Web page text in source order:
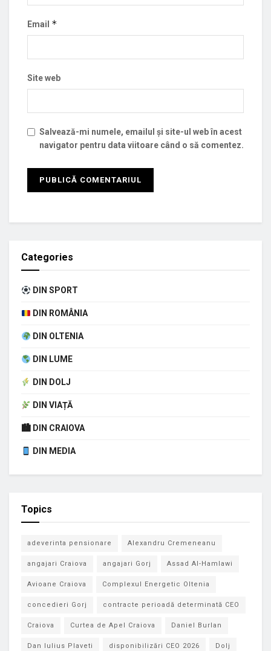
Email *
Site web
Salvează-mi numele, emailul și site-ul web în acest
navigator pentru data viitoare când o să comentez.
Categories
DIN SPORT
DIN ROMÂNIA
DIN OLTENIA
DIN LUME
DIN DOLJ
DIN VIAȚĂ
🏙 DIN CRAIOVA
DIN MEDIA
Topics
adeverinta pensionare Alexandru Cremeneanu
angajari Craiova angajari Gorj Assad Al-Hamlawi
Avioane Craiova Complexul Energetic Oltenia
concedieri Gorj contracte perioadă determinată CEO
Craiova Curtea de Apel Craiova Daniel Burlan
Dan Iulius Plaveti disponibilizări CEO 2026 Dolj